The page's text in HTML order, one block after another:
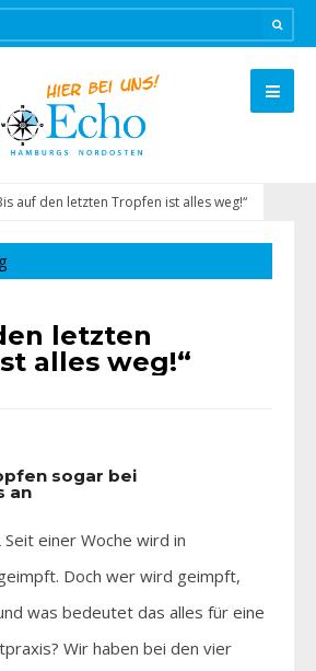
auf den letzten Tropfen ist alles weg!“
letzten
alles weg!“
sogar bei
an
Seit einer Woche wird in
Doch wer wird geimpft,
was bedeutet das alles für eine
Wir haben bei den vier